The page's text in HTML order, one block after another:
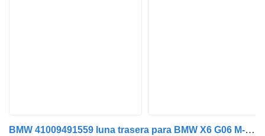
BMW 41009491559 luna trasera para BMW X6 G06 M-PAKIET 475 coche